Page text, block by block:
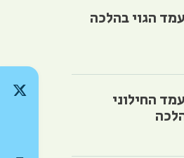
הגוי בהלכה
החילוני